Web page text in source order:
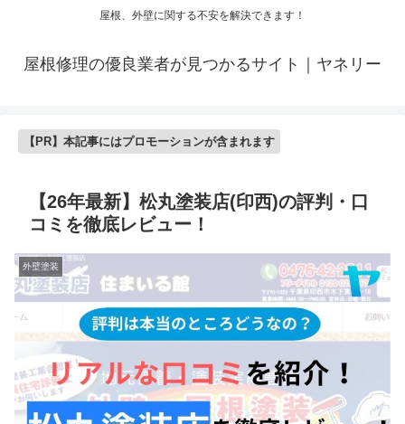
屋根、外壁に関する不安を解決できます！
屋根修理の優良業者が見つかるサイト｜ヤネリー
【PR】本記事にはプロモーションが含まれます
【26年最新】松丸塗装店(印西)の評判・口
コミを徹底レビュー！
外壁塗装